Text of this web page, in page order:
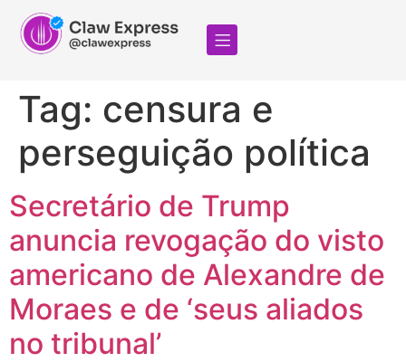
Tag: censura e
perseguição política
Secretário de Trump
anuncia revogação do visto
americano de Alexandre de
Moraes e de ‘seus aliados
no tribunal’